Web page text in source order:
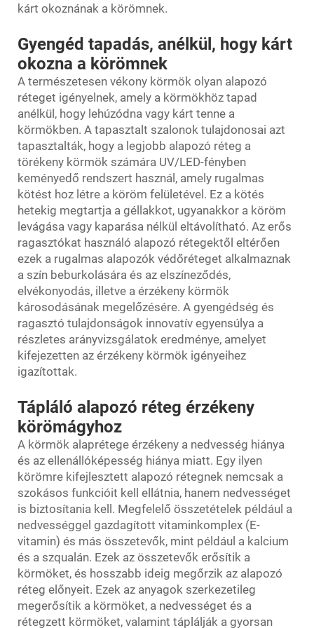
kárt okoznának a körömnek.
Gyengéd tapadás, anélkül, hogy kárt
okozna a körömnek
A természetesen vékony körmök olyan alapozó
réteget igényelnek, amely a körmökhöz tapad
anélkül, hogy lehúzódna vagy kárt tenne a
körmökben. A tapasztalt szalonok tulajdonosai azt
tapasztalták, hogy a legjobb alapozó réteg a
törékeny körmök számára UV/LED-fényben
keményedő rendszert használ, amely rugalmas
kötést hoz létre a köröm felületével. Ez a kötés
hetekig megtartja a géllakkot, ugyanakkor a köröm
levágása vagy kaparása nélkül eltávolítható. Az erős
ragasztókat használó alapozó rétegektől eltérően
ezek a rugalmas alapozók védőréteget alkalmaznak
a szín beburkolására és az elszíneződés,
elvékonyodás, illetve a érzékeny körmök
károsodásának megelőzésére. A gyengédség és
ragasztó tulajdonságok innovatív egyensúlya a
részletes arányvizsgálatok eredménye, amelyet
kifejezetten az érzékeny körmök igényeihez
igazítottak.
Tápláló alapozó réteg érzékeny
körömágyhoz
A körmök alaprétege érzékeny a nedvesség hiánya
és az ellenállóképesség hiánya miatt. Egy ilyen
körömre kifejlesztett alapozó rétegnek nemcsak a
szokásos funkcióit kell ellátnia, hanem nedvességet
is biztosítania kell. Megfelelő összetételek például a
nedvességgel gazdagított vitaminkomplex (E-
vitamin) és más összetevők, mint például a kalcium
és a szqualán. Ezek az összetevők erősítik a
körmöket, és hosszabb ideig megőrzik az alapozó
réteg előnyeit. Ezek az anyagok szerkezetileg
megerősítik a körmöket, a nedvességet és a
rétegzett körmöket, valamint táplálják a gyorsan